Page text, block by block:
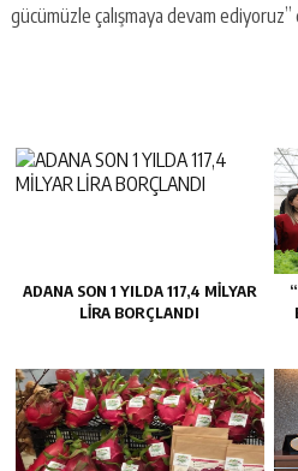
gücümüzle çalışmaya devam ediyoruz”
ADANA SON 1 YILDA 117,4 MİLYAR
LİRA BORÇLANDI